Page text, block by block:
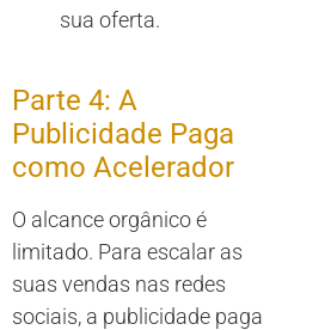
sua oferta.
Parte 4: A
Publicidade Paga
como Acelerador
O alcance orgânico é
limitado. Para escalar as
suas vendas nas redes
sociais, a publicidade paga